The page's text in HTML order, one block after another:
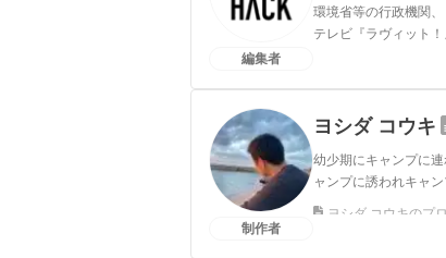
編集者
環境省等の行政機関
テレビ『ラヴィット
制作者
ヨシダ コウキ
幼少期にキャンプに
ャンプに誘われキャ
ヨシダ コウキのプ